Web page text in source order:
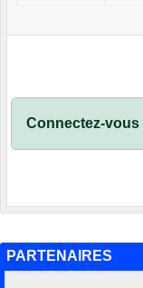
Connectez-vous
PARTENAIRES